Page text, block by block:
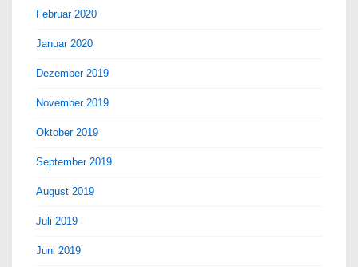
Februar 2020
Januar 2020
Dezember 2019
November 2019
Oktober 2019
September 2019
August 2019
Juli 2019
Juni 2019